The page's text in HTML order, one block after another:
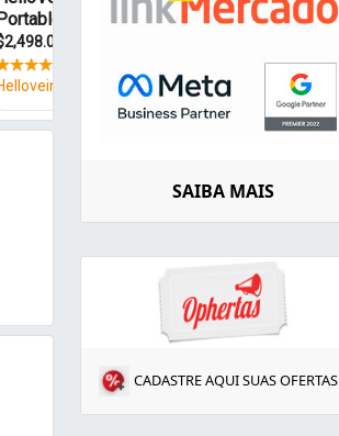
SAIBA MAIS
CADASTRE AQUI SUAS OFERTAS